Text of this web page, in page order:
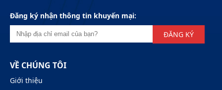
Đăng ký nhận thông tin khuyến mại:
ĐĂNG KÝ
VỀ CHÚNG TÔI
Giới thiệu